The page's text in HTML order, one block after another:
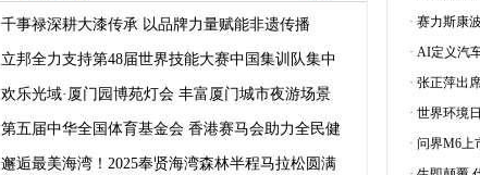
千事禄深耕大漆传承 以品牌力量赋能非遗传播
立邦全力支持第48届世界技能大赛中国集训队集中
欢乐光域·厦门园博苑灯会 丰富厦门城市夜游场景
第五届中华全国体育基金会 香港赛马会助力全民健
邂逅最美海湾！2025奉贤海湾森林半程马拉松圆满
· 赛力斯康
· AI定义汽
· 张正萍出
· 世界环境
· 问界M6上